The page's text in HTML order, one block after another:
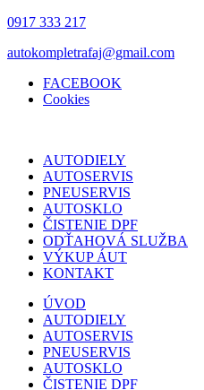
0917 333 217
autokompletrafaj@gmail.com
FACEBOOK
Cookies
AUTODIELY
AUTOSERVIS
PNEUSERVIS
AUTOSKLO
ČISTENIE DPF
ODŤAHOVÁ SLUŽBA
VÝKUP ÁUT
KONTAKT
ÚVOD
AUTODIELY
AUTOSERVIS
PNEUSERVIS
AUTOSKLO
ČISTENIE DPF